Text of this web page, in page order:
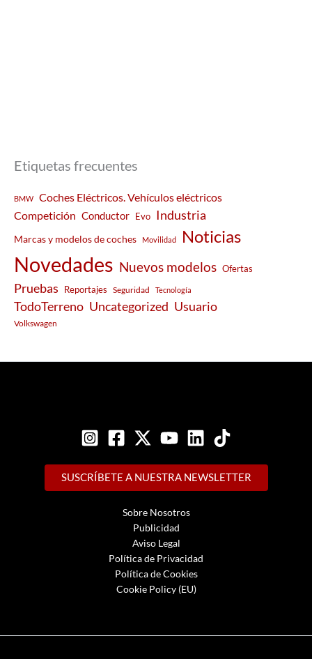
Etiquetas frecuentes
BMW
Coches Eléctricos. Vehículos eléctricos
Competición Conductor Evo Industria
Marcas y modelos de coches Movilidad Noticias
Novedades Nuevos modelos Ofertas
Pruebas Reportajes Seguridad Tecnología
TodoTerreno Uncategorized Usuario
Volkswagen
SUSCRÍBETE A NUESTRA NEWSLETTER
Sobre Nosotros
Publicidad
Aviso Legal
Política de Privacidad
Política de Cookies
Cookie Policy (EU)